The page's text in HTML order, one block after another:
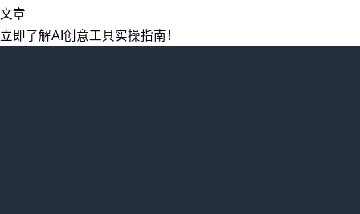
文章
立即了解AI创意工具实操指南！